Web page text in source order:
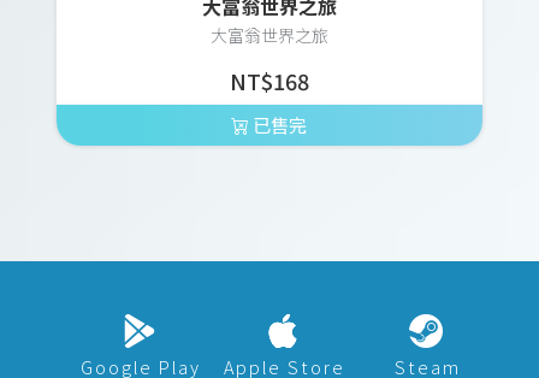
大富翁世界之旅
NT$168
已售完
Google Play Apple Store Steam